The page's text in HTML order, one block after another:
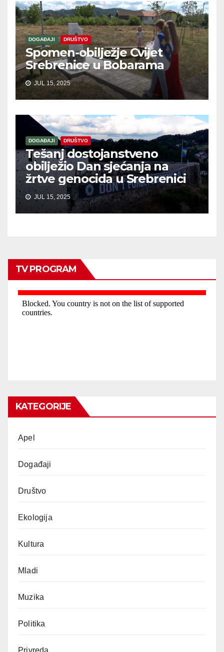
DOGAĐAJI DRUŠTVO
Spomen-obilježje Cvijet
Srebrenice u Bobarama
JUL 15, 2025
DOGAĐAJI DRUŠTVO
Tešanj dostojanstveno
obilježio Dan sjećanja na
žrtve genocida u Srebrenici
JUL 15, 2025
TV PROGRAM
KATEGORIJE
Apel
Događaji
Društvo
Ekologija
Kultura
Mladi
Muzika
Politika